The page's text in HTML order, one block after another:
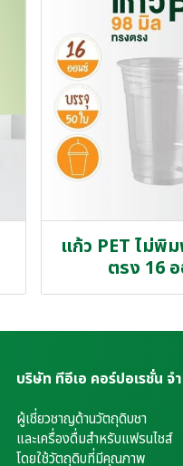
แก้ว PET ไม่พิ
ตรง 16
บริษัท ทีอีเอ คอร์ปอเรชั่น จ
ผู้เชี่ยวชาญด้านวัตถุดิบชา
และเครื่องดื่มสำหรับแฟรนไชส์
โดยใช้วัตถุดิบที่มีคุณภาพ